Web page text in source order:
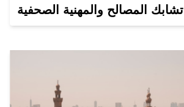
تشابك المصالح والمهنية الصحفية